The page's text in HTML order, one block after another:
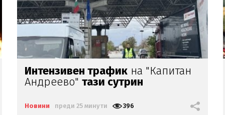
Червено ферари се натресев
мантинела на пътя Варна-Бургас
Новини преди 28 минути 1358